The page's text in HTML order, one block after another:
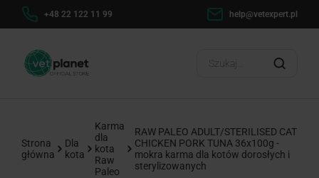
+48 22 122 11 99 help@vetexpert.pl
Strona
główna
Dla
kota
Karma
dla
kota
Raw
Paleo
RAW PALEO ADULT/STERILISED CAT
CHICKEN PORK TUNA 36x100g -
mokra karma dla kotów dorosłych i
sterylizowanych